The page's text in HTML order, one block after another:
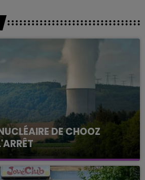
DE CHOOZ
semaine que la centrale
est à l'arrêt. Une situation